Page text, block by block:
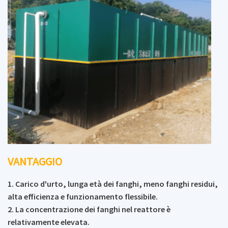
VANTAGGIO
1. Carico d'urto, lunga età dei fanghi, meno fanghi residui,
alta efficienza e funzionamento flessibile.
2. La concentrazione dei fanghi nel reattore è
relativamente elevata.